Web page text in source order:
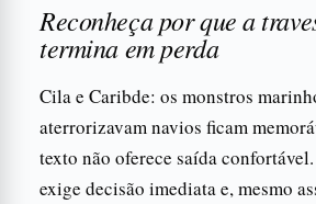
Reconheça por que a
termina em perda
Cila e Caribde: os monstros
aterrorizavam navios ficam
texto não oferece saída
exige decisão imediata e, mesmo